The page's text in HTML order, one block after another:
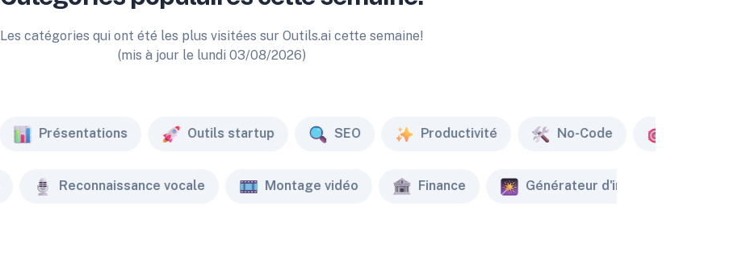
Les catégories qui ont été les plus visitées sur Outils.ai cette semaine!
(mis à jour le lundi 03/08/2026)
Présentations Outils startup SEO Productivité No-Code
Reconnaissance vocale Montage vidéo Finance Générateur d'image